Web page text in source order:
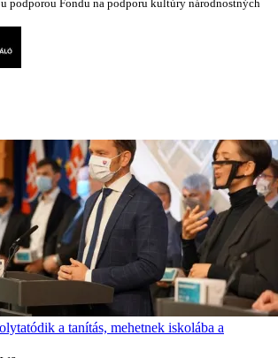
podporou Fondu na podporu kultúry národnostných
a tanítás, mehetnek iskolába a